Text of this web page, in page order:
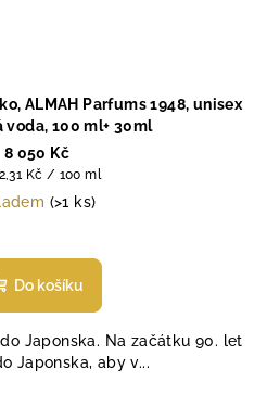
ALMAH Parfums 1948, unisex
voda, 100 ml+ 30ml
8 050 Kč
Kč / 100 ml
(>1 ks)
Do košíku
Japonska. Na začátku 90. let
Japonska, aby v...